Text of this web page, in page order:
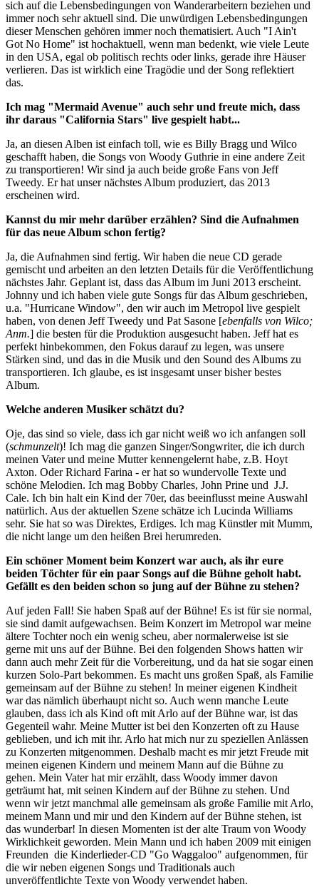
sich auf die Lebensbedingungen von Wanderarbeitern beziehen und
immer noch sehr aktuell sind. Die unwürdigen Lebensbedingungen
dieser Menschen gehören immer noch thematisiert. Auch "I Ain't
Got No Home" ist hochaktuell, wenn man bedenkt, wie viele Leute
in den USA, egal ob politisch rechts oder links, gerade ihre Häuser
verlieren. Das ist wirklich eine Tragödie und der Song reflektiert
das.
Ich mag "Mermaid Avenue" auch sehr und freute mich, dass
ihr daraus "California Stars" live gespielt habt...
Ja, an diesen Alben ist einfach toll, wie es Billy Bragg und Wilco
geschafft haben, die Songs von Woody Guthrie in eine andere Zeit
zu transportieren! Wir sind ja auch beide große Fans von Jeff
Tweedy. Er hat unser nächstes Album produziert, das 2013
erscheinen wird.
Kannst du mir mehr darüber erzählen? Sind die Aufnahmen
für das neue Album schon fertig?
Ja, die Aufnahmen sind fertig. Wir haben die neue CD gerade
gemischt und arbeiten an den letzten Details für die Veröffentlichung
nächstes Jahr. Geplant ist, dass das Album im Juni 2013 erscheint.
Johnny und ich haben viele gute Songs für das Album geschrieben,
u.a. "Hurricane Window", den wir auch im Metropol live gespielt
haben, von denen Jeff Tweedy und Pat Sasone [ebenfalls von Wilco;
Anm.] die besten für die Produktion ausgesucht haben. Jeff hat es
perfekt hinbekommen, den Fokus darauf zu legen, was unsere
Stärken sind, und das in die Musik und den Sound des Albums zu
transportieren. Ich glaube, es ist insgesamt unser bisher bestes
Album.
Welche anderen Musiker schätzt du?
Oje, das sind so viele, dass ich gar nicht weiß wo ich anfangen soll
(schmunzelt)! Ich mag die ganzen Singer/Songwriter, die ich durch
meinen Vater und meine Mutter kennengelernt habe, z.B. Hoyt
Axton. Oder Richard Farina - er hat so wundervolle Texte und
schöne Melodien. Ich mag Bobby Charles, John Prine und J.J.
Cale. Ich bin halt ein Kind der 70er, das beeinflusst meine Auswahl
natürlich. Aus der aktuellen Szene schätze ich Lucinda Williams
sehr. Sie hat so was Direktes, Erdiges. Ich mag Künstler mit Mumm,
die nicht lange um den heißen Brei herumreden.
Ein schöner Moment beim Konzert war auch, als ihr eure
beiden Töchter für ein paar Songs auf die Bühne geholt habt.
Gefällt es den beiden schon so jung auf der Bühne zu stehen?
Auf jeden Fall! Sie haben Spaß auf der Bühne! Es ist für sie normal,
sie sind damit aufgewachsen. Beim Konzert im Metropol war meine
ältere Tochter noch ein wenig scheu, aber normalerweise ist sie
gerne mit uns auf der Bühne. Bei den folgenden Shows hatten wir
dann auch mehr Zeit für die Vorbereitung, und da hat sie sogar einen
kurzen Solo-Part bekommen. Es macht uns großen Spaß, als Familie
gemeinsam auf der Bühne zu stehen! In meiner eigenen Kindheit
war das nämlich überhaupt nicht so. Auch wenn manche Leute
glauben, dass ich als Kind oft mit Arlo auf der Bühne war, ist das
Gegenteil wahr. Meine Mutter ist bei den Konzerten oft zu Hause
geblieben, und ich mit ihr. Arlo hat mich nur zu speziellen Anlässen
zu Konzerten mitgenommen. Deshalb macht es mir jetzt Freude mit
meinen eigenen Kindern und meinem Mann auf die Bühne zu
gehen. Mein Vater hat mir erzählt, dass Woody immer davon
geträumt hat, mit seinen Kindern auf der Bühne zu stehen. Und
wenn wir jetzt manchmal alle gemeinsam als große Familie mit Arlo,
meinem Mann und mir und den Kindern auf der Bühne stehen, ist
das wunderbar! In diesen Momenten ist der alte Traum von Woody
Wirklichkeit geworden. Mein Mann und ich haben 2009 mit einigen
Freunden die Kinderlieder-CD "Go Waggaloo" aufgenommen, für
die wir neben eigenen Songs und Traditionals auch
unveröffentlichte Texte von Woody verwendet haben.